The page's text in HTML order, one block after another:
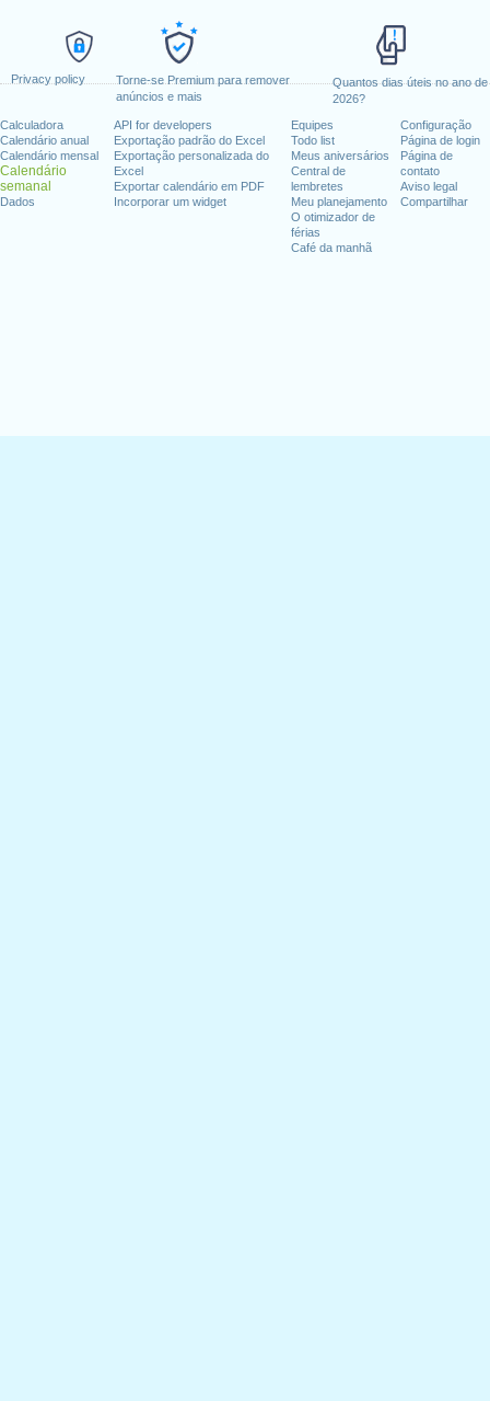
Privacy policy
Torne-se Premium para remover
anúncios e mais
Quantos dias úteis no ano de
2026?
Calculadora
Calendário anual
Calendário mensal
Calendário
semanal
Dados
API for developers
Exportação padrão do Excel
Exportação personalizada do
Excel
Exportar calendário em PDF
Incorporar um widget
Equipes
Todo list
Meus aniversários
Central de
lembretes
Meu planejamento
O otimizador de
férias
Café da manhã
Configuração
Página de login
Página de
contato
Aviso legal
Compartilhar